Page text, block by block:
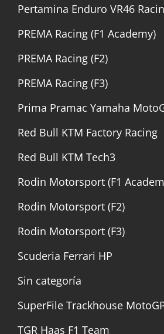
Pertamina Enduro VR46
PREMA Racing (F1 Academy)
PREMA Racing (F2)
PREMA Racing (F3)
Prima Pramac Yamaha
Red Bull KTM Factory Racing
Red Bull KTM Tech3
Rodin Motorsport (F1
Rodin Motorsport (F2)
Rodin Motorsport (F3)
Scuderia Ferrari HP
Sin categoría
SuperFile Trackhouse
TGR Haas F1 Team